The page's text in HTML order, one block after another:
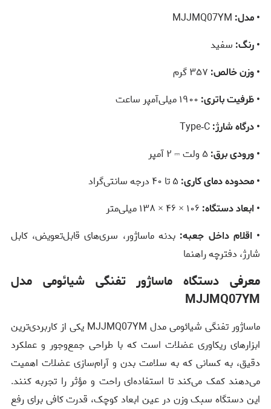
• مدل:
• رنگ: سفید
• وزن خالص:
• ظرفیت باتری:
• درگاه شارژ:
• ورودی برق:
• محدوده دمای کاری:
• ابعاد دستگاه:
• اقلام داخل جعبه: بدنه ماساژور، سری‌های قابل‌تعویض، کابل
شارژ، دفترچه راهنما
معرفی دستگاه ماساژور تفنگی شیائومی مدل
MJJMQ07YM
ماساژور تفنگی شیائومی مدل MJJMQ07YM یکی از کاربردی‌ترین
ابزارهای ریکاوری عضلات است که با طراحی جمع‌وجور و عملکرد
دقیق، به کسانی که به سلامت بدن و آرام‌سازی عضلات اهمیت
می‌دهند کمک می‌کند تا استفاده‌ای راحت و مؤثر را تجربه کنند.
این دستگاه سبک وزن در عین ابعاد کوچک، قدرت کافی برای رفع